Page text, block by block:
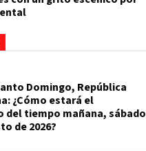
Domingo, República
¿Cómo estará el
del tiempo mañana, sábado
de 2026?